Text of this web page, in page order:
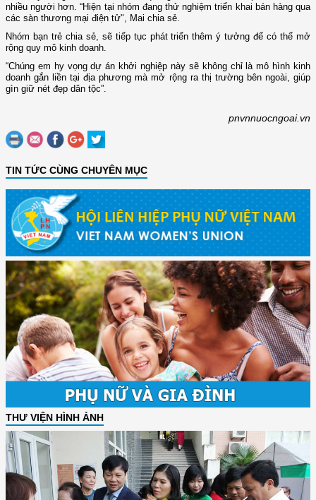
nhiều người hơn. “Hiện tại nhóm đang thử nghiệm triển khai bán hàng qua
các sàn thương mại điện tử", Mai chia sẻ.
Nhóm bạn trẻ chia sẻ, sẽ tiếp tục phát triển thêm ý tưởng để có thể mở
rộng quy mô kinh doanh.
“Chúng em hy vọng dự án khởi nghiệp này sẽ không chỉ là mô hình kinh
doanh gắn liền tại địa phương mà mở rộng ra thị trường bên ngoài, giúp
gìn giữ nét đẹp dân tộc”.
pnvnnuocngoai.vn
TIN TỨC CÙNG CHUYÊN MỤC
THƯ VIỆN HÌNH ẢNH